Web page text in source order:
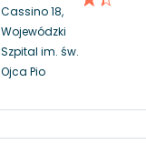
Cassino 18,
Wojewódzki
Szpital im. św.
Ojca Pio